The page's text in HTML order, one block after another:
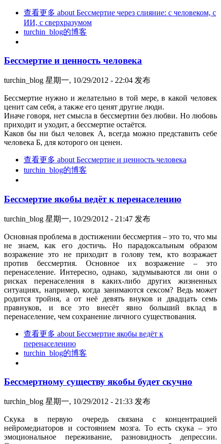
查看更多 about Бессмертие через слияние: с человеком, с
ИИ, с сверхразумом
turchin_blog的博客
Бессмертие и ценность человека
turchin_blog 星期一, 10/29/2012 - 22:04 发布
Бессмертие нужно и желательно в той мере, в какой человек
ценит сам себя, а также его ценят другие люди.
Иначе говоря, нет смысла в бессмертии без любви. Но любовь
приходит и уходит, а бессмертие остаётся.
Каков бы ни был человек А, всегда можно представить себе
человека Б, для которого он ценен.
查看更多 about Бессмертие и ценность человека
turchin_blog的博客
Бессмертие якобы ведёт к перенаселению
turchin_blog 星期一, 10/29/2012 - 21:47 发布
Основная проблема в достижении бессмертия – это то, что мы
не знаем, как его достичь. Но парадоксальным образом
возражение это не приходит в голову тем, кто возражает
против бессмертия. Основное их возражение – это
перенаселение. Интересно, однако, задумываются ли они о
рисках перенаселения в каких-либо других жизненных
ситуациях, например, когда занимаются сексом? Ведь может
родится тройня, а от неё девять внуков и двадцать семь
правнуков, и все это внесёт явно больший вклад в
перенаселение, чем сохранение личного существования.
查看更多 about Бессмертие якобы ведёт к
перенаселению
turchin_blog的博客
Бессмертному существу якобы будет скучно
turchin_blog 星期一, 10/29/2012 - 21:33 发布
Скука в первую очередь связана с концентрацией
нейромедиаторов и состоянием мозга. То есть скука – это
эмоциональное переживание, разновидность депрессии.